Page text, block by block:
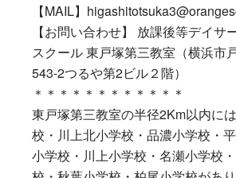
【MAIL】
【お問い合わせ】 放課後等デイサ
スクール 東戸塚第三教室（横浜市
543-2つるや第2ビル２階）
＊＊＊＊＊＊＊＊＊＊＊＊
東戸塚第三教室の半径2Km以内に
校・川上北小学校・品濃小学校・
小学校・川上小学校・名瀬小学校